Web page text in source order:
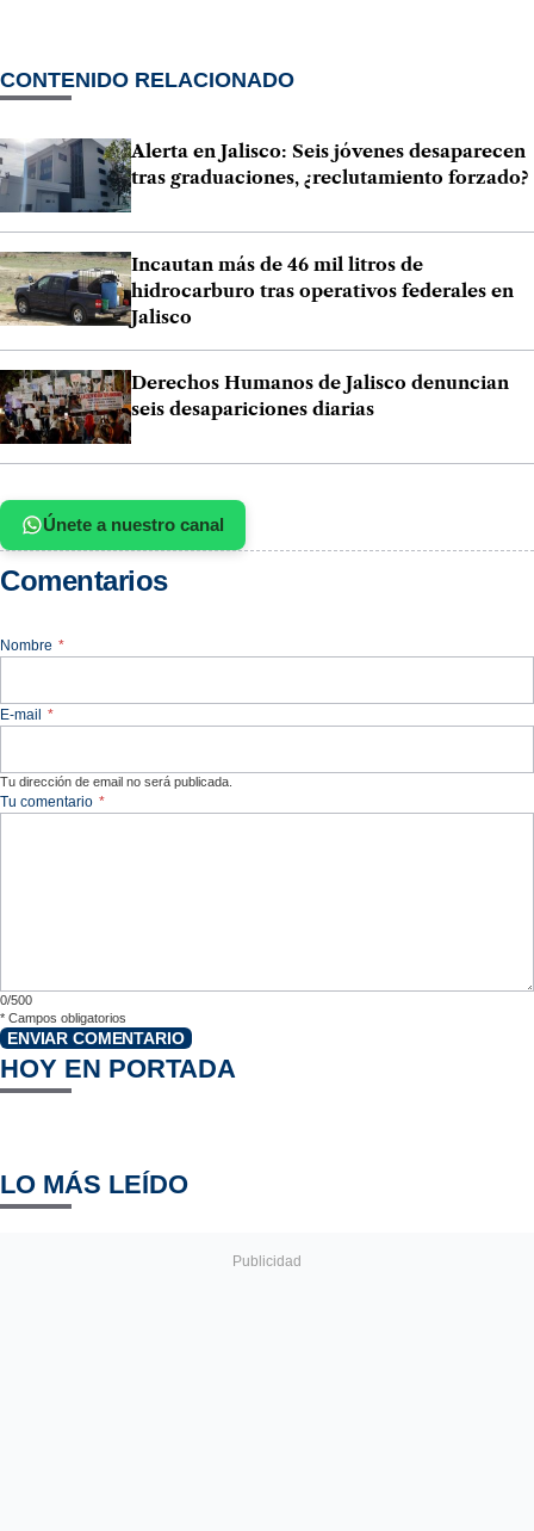
CONTENIDO RELACIONADO
Alerta en Jalisco: Seis jóvenes desaparecen
tras graduaciones, ¿reclutamiento forzado?
Incautan más de 46 mil litros de
hidrocarburo tras operativos federales en
Jalisco
Derechos Humanos de Jalisco denuncian
seis desapariciones diarias
Únete a nuestro canal
Comentarios
Nombre *
E-mail *
Tu dirección de email no será publicada.
Tu comentario *
0/500
* Campos obligatorios
ENVIAR COMENTARIO
HOY EN PORTADA
LO MÁS LEÍDO